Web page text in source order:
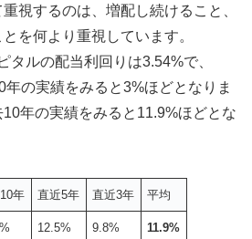
視するのは、増配し続けること、
を何より重視しています。
タルの配当利回りは3.54%で、
の実績をみると3%ほどとなりま
年の実績をみると11.9%ほどとな
年 直近5年 直近3年 平均
12.5% 9.8% 11.9%